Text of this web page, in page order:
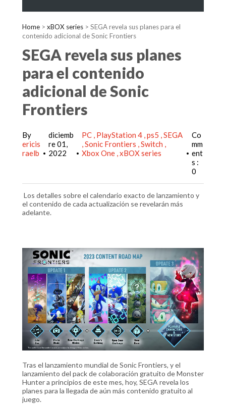
Home > xBOX series > SEGA revela sus planes para el
contenido adicional de Sonic Frontiers
SEGA revela sus planes
para el contenido
adicional de Sonic
Frontiers
By
ericis
raelb
•
diciemb
re 01,
2022
•
PC PlayStation 4 ps5 SEGA
Sonic Frontiers Switch
Xbox One xBOX series •
Co
mm
ent
s :
0
Los detalles sobre el calendario exacto de lanzamiento y
el contenido de cada actualización se revelarán más
adelante.
Tras el lanzamiento mundial de Sonic Frontiers, y el
lanzamiento del pack de colaboración gratuito de Monster
Hunter a principios de este mes, hoy, SEGA revela los
planes para la llegada de aún más contenido gratuito al
juego.